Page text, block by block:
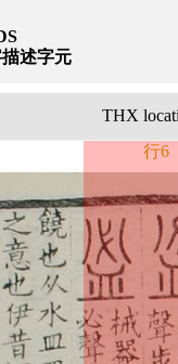
述字元
THX
行6